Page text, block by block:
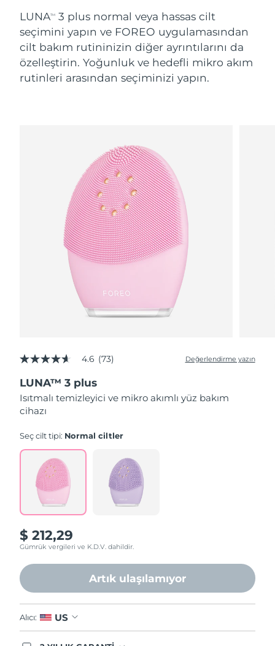
LUNATM
3 plus normal veya hassas cilt
seçimini yapın ve FOREO uygulamasından
cilt bakım rutininizin diğer ayrıntılarını da
özelleştirin. Yoğunluk ve hedefli mikro akım
rutinleri arasından seçiminizi yapın.
5
4.6
yıldız,
ortalama
puan
Read
73
Reviews.
sayfa
bağlantısı.
4.6 (73) Değerlendirme yazın
LUNA™ 3 plus
Isıtmalı temizleyici ve mikro akımlı yüz bakım
cihazı
Seç cilt tipi: Normal ciltler
$ 212,29
Gümrük vergileri ve K.D.V. dahildir.
Artık ulaşılamıyor
Alıcı: US